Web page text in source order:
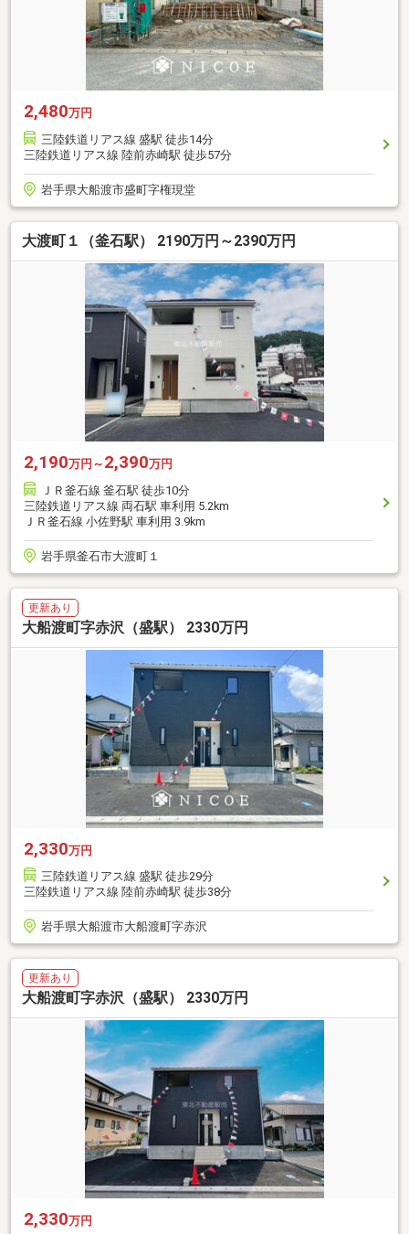
2,480万円
三陸鉄道リアス線 盛駅 徒歩14分
三陸鉄道リアス線 陸前赤崎駅 徒歩57分
岩手県大船渡市盛町字権現堂
大渡町１（釜石駅） 2190万円～2390万円
2,190万円～ 2,390万円
ＪＲ釜石線 釜石駅 徒歩10分
三陸鉄道リアス線 両石駅 車利用 5.2km
ＪＲ釜石線 小佐野駅 車利用 3.9km
岩手県釜石市大渡町１
更新あり
大船渡町字赤沢（盛駅） 2330万円
2,330万円
三陸鉄道リアス線 盛駅 徒歩29分
三陸鉄道リアス線 陸前赤崎駅 徒歩38分
岩手県大船渡市大船渡町字赤沢
更新あり
大船渡町字赤沢（盛駅） 2330万円
2,330万円